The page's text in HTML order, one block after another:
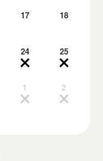
17 18
24 25
1 2